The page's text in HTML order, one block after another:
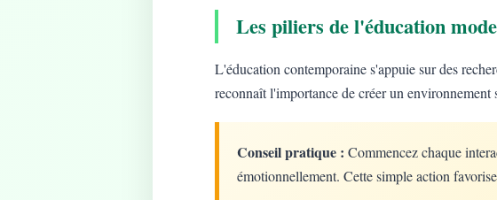
Les piliers de l'éducation
L'éducation contemporaine s'appuie sur des
reconnaît l'importance de créer un
Conseil pratique : Commencez chaque
émotionnellement. Cette simple action